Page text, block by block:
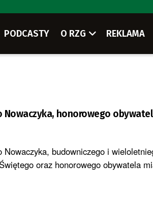
PODCASTY O RZG REKLAMA
Nowaczyka, honorowego
budowniczego i
oraz honorowego obywatela